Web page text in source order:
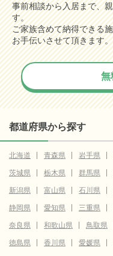
事前相談から入居まで、
す。
ご家族含めて納得できる
お手伝いさせて頂きます。
無
都道府県から探す
北海道 青森県 岩手県
茨城県
栃木県 群馬県
新潟県
富山県 石川県
静岡県
愛知県 三重県
奈良県
和歌山県 鳥取県
徳島県
香川県 愛媛県